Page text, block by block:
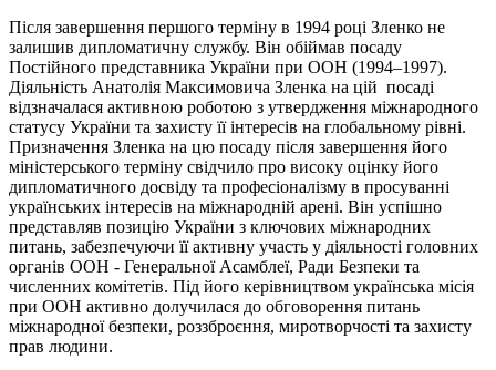
Після завершення першого терміну в 1994 році Зленко не
залишив дипломатичну службу. Він обіймав посаду
Постійного представника України при ООН (1994–1997).
Діяльність Анатолія Максимовича Зленка на цій посаді
відзначалася активною роботою з утвердження міжнародного
статусу України та захисту її інтересів на глобальному рівні.
Призначення Зленка на цю посаду після завершення його
міністерського терміну свідчило про високу оцінку його
дипломатичного досвіду та професіоналізму в просуванні
українських інтересів на міжнародній арені. Він успішно
представляв позицію України з ключових міжнародних
питань, забезпечуючи її активну участь у діяльності головних
органів ООН - Генеральної Асамблеї, Ради Безпеки та
численних комітетів. Під його керівництвом українська місія
при ООН активно долучилася до обговорення питань
міжнародної безпеки, роззброєння, миротворчості та захисту
прав людини.